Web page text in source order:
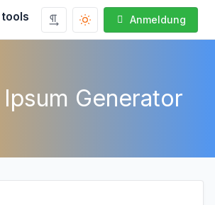
Anmeldung
Generator